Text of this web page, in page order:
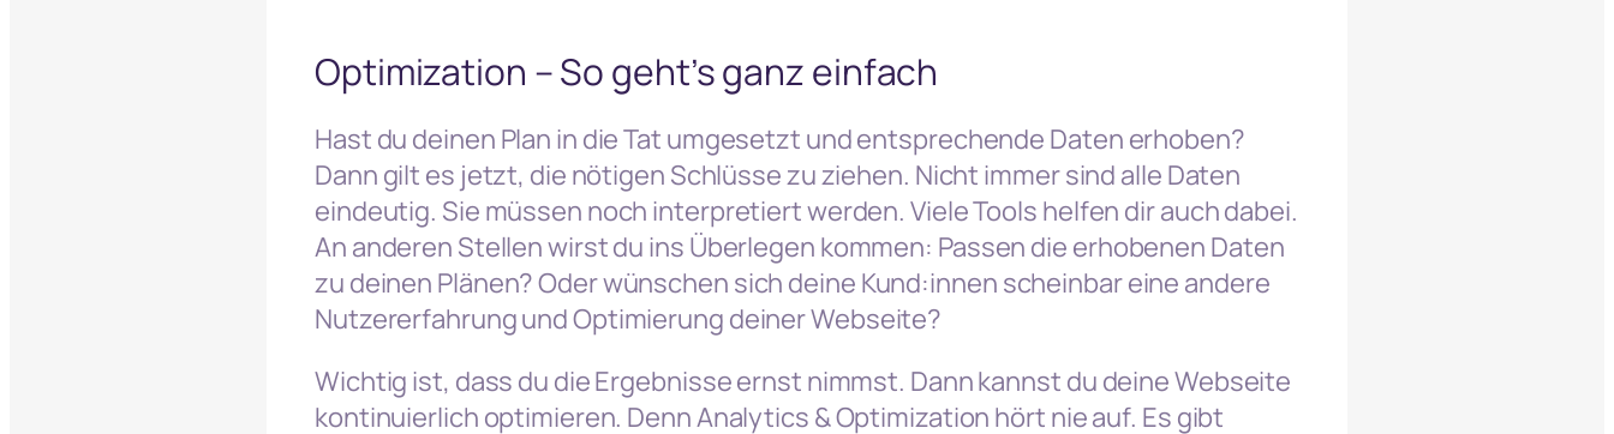
Optimization – So geht’s ganz einfach
Hast du deinen Plan in die Tat umgesetzt und entsprechende Daten erhoben?
Dann gilt es jetzt, die nötigen Schlüsse zu ziehen. Nicht immer sind alle Daten
eindeutig. Sie müssen noch interpretiert werden. Viele Tools helfen dir auch dabei.
An anderen Stellen wirst du ins Überlegen kommen: Passen die erhobenen Daten
zu deinen Plänen? Oder wünschen sich deine Kund:innen scheinbar eine andere
Nutzererfahrung und Optimierung deiner Webseite?
Wichtig ist, dass du die Ergebnisse ernst nimmst. Dann kannst du deine Webseite
kontinuierlich optimieren. Denn Analytics & Optimization hört nie auf. Es gibt